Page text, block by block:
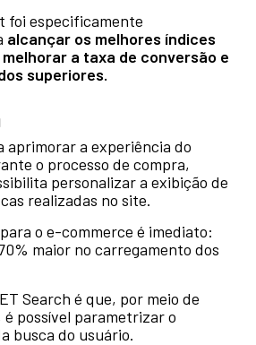
foi especificamente
alcançar os melhores índices
a taxa de conversão e
superiores.
aprimorar a experiência do
o processo de compra,
personalizar a exibição de
realizadas no site.
o e-commerce é imediato:
maior no carregamento dos
Search é que, por meio de
é possível parametrizar o
busca do usuário.